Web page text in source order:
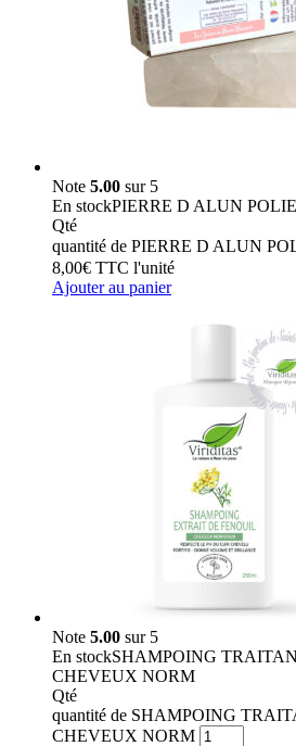
Note 5.00 sur 5
En stockPIERRE D ALUN POLIE
Qté
quantité de PIERRE D ALUN
8,00€ TTC l'unité
Ajouter au panier
Note 5.00 sur 5
En stockSHAMPOING
CHEVEUX NORM
Qté
quantité de SHAMPOING
CHEVEUX NORM